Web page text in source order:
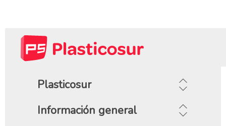
Plasticosur
Información general